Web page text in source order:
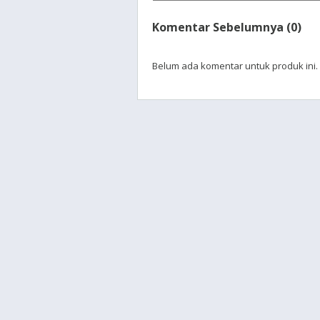
Komentar Sebelumnya (0)
Belum ada komentar untuk produk ini.